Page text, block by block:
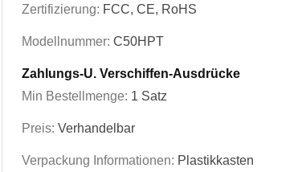
Zertifizierung: FCC, CE, RoHS
Modellnummer: C50HPT
Zahlungs-U. Verschiffen-Ausdrücke
Min Bestellmenge: 1 Satz
Preis: Verhandelbar
Verpackung Informationen: Plastikkasten